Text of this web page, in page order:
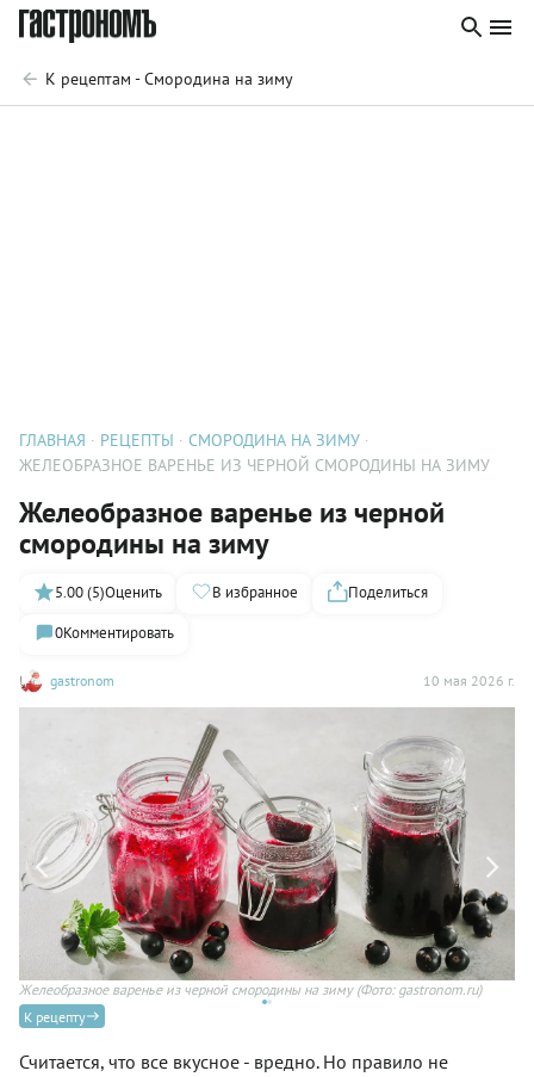
К рецептам - Смородина на зиму
ГЛАВНАЯ РЕЦЕПТЫ
СМОРОДИНА НА ЗИМУ
ЖЕЛЕОБРАЗНОЕ ВАРЕНЬЕ ИЗ ЧЕРНОЙ СМОРОДИНЫ НА ЗИМУ
Желеобразное варенье из черной
смородины на зиму
gastronom 10 мая 2026 г.
5.00 (5)Оценить В избранное
Поделиться
0Комментировать
Желеобразное варенье из черной смородины на зиму(Фото: gastronom.ru)
К рецепту
Считается, что все вкусное - вредно. Но правило не